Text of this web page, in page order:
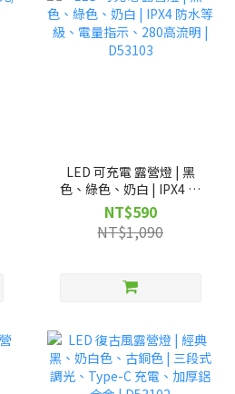
LED 可充電 露營燈 | 黑
色、綠色、奶白 | IPX4 防
水等級、電量指示、280高
流明 | D53103
NT$590
NT$1,090